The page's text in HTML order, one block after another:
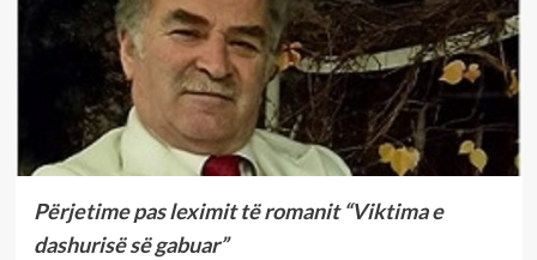
Përjetime pas leximit të romanit “Viktima e
dashurisë së gabuar”